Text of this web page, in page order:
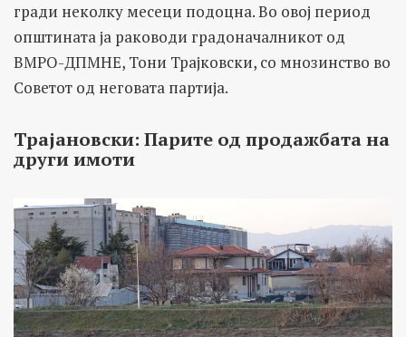
гради неколку месеци подоцна. Во овој период
општината ја раководи градоначалникот од
ВМРО-ДПМНЕ, Тони Трајковски, со мнозинство во
Советот од неговата партија.
Трајановски: Парите од продажбата на
други имоти